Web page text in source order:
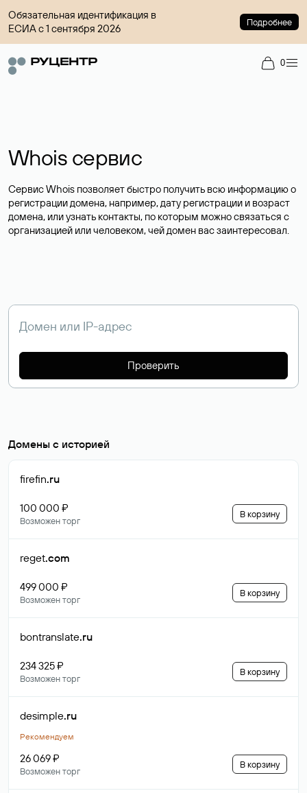
Обязательная идентификация в
ЕСИА с 1 сентября 2026
Подробнее
0
Whois сервис
Сервис Whois позволяет быстро получить всю информацию о
регистрации домена, например, дату регистрации и возраст
домена, или узнать контакты, по которым можно связаться с
организацией или человеком, чей домен вас заинтересовал.
Проверить
Домены с историей
firefin.ru
100 000 ₽
Возможен торг
В корзину
reget.com
499 000 ₽
Возможен торг
В корзину
bontranslate.ru
234 325 ₽
Возможен торг
В корзину
desimple.ru
Рекомендуем
26 069 ₽
Возможен торг
В корзину